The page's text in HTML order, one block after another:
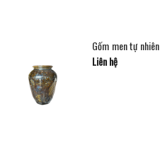
Gốm men tự nhiên
Liên hệ